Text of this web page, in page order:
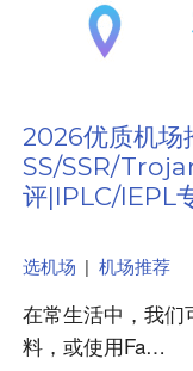
2026优质机场
SS/SSR/
评|IPLC/IEPL
选机场 | 机场推荐
在常生活中，我们
料，或使用Fa…